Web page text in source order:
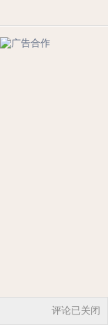
评论已关闭